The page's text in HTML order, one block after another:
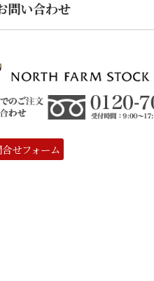
問い合わせ
せフォーム